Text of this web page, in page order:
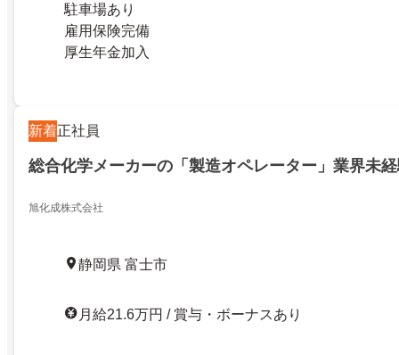
駐車場あり
雇用保険完備
厚生年金加入
新着正社員
総合化学メーカーの「製造オペレーター」業界未
旭化成株式会社
静岡県 富士市
月給21.6万円 / 賞与・ボーナスあり